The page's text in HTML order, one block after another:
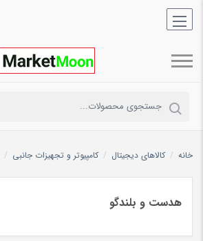
خانه / کالاهای دیجیتال / کامپیوتر و تجهیزات جانبی /
هدست و بلندگو